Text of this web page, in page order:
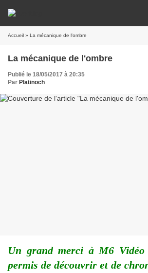
Accueil » La mécanique de l'ombre
La mécanique de l'ombre
Publié le 18/05/2017 à 20:35
Par Platinoch
Un grand merci à M6 Vidéo
permis de découvrir et de